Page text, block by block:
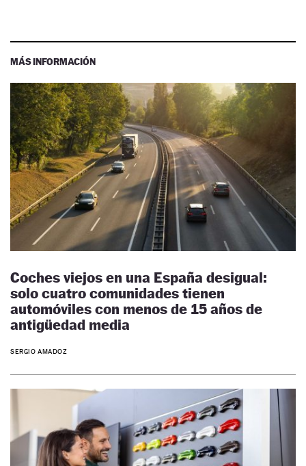
MÁS INFORMACIÓN
Coches viejos en una España desigual:
solo cuatro comunidades tienen
automóviles con menos de 15 años de
antigüedad media
SERGIO AMADOZ